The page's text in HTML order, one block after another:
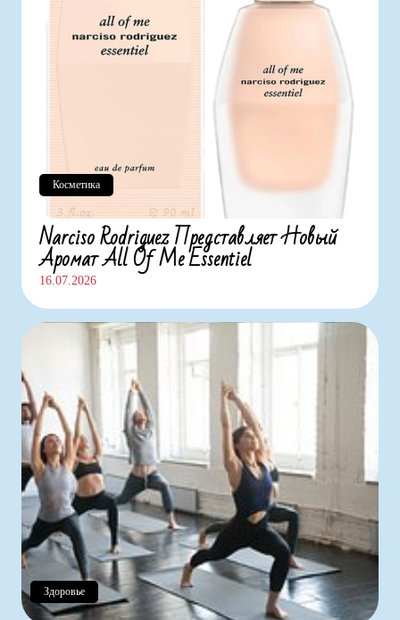
Narciso Rodriguez Представляет Новый
Аромат All Of Me Essentiel
16.07.2026
Косметика
Здоровье